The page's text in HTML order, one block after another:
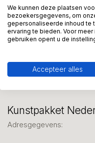
Meer informatie?
We helpen graag met uw
ons 7 dagen per week:
Kunstpakket
Adresgegevens:
We kunnen deze plaatsen
bezoekersgegevens, om
gepersonaliseerde inhoud te
ervaring te bieden. Voor
gebruiken opent u de
Accepteer alles